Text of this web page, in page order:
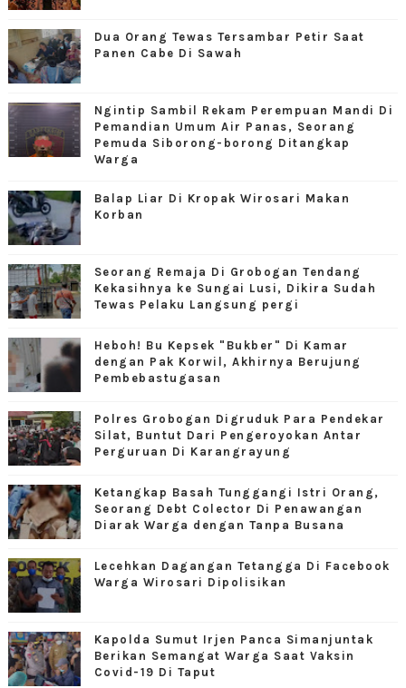
Dua Orang Tewas Tersambar Petir Saat
Panen Cabe Di Sawah
Ngintip Sambil Rekam Perempuan Mandi Di
Pemandian Umum Air Panas, Seorang
Pemuda Siborong-borong Ditangkap
Warga
Balap Liar Di Kropak Wirosari Makan
Korban
Seorang Remaja Di Grobogan Tendang
Kekasihnya ke Sungai Lusi, Dikira Sudah
Tewas Pelaku Langsung pergi
Heboh! Bu Kepsek "Bukber" Di Kamar
dengan Pak Korwil, Akhirnya Berujung
Pembebastugasan
Polres Grobogan Digruduk Para Pendekar
Silat, Buntut Dari Pengeroyokan Antar
Perguruan Di Karangrayung
Ketangkap Basah Tunggangi Istri Orang,
Seorang Debt Colector Di Penawangan
Diarak Warga dengan Tanpa Busana
Lecehkan Dagangan Tetangga Di Facebook
Warga Wirosari Dipolisikan
Kapolda Sumut Irjen Panca Simanjuntak
Berikan Semangat Warga Saat Vaksin
Covid-19 Di Taput